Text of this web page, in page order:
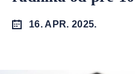
16. APR. 2025.